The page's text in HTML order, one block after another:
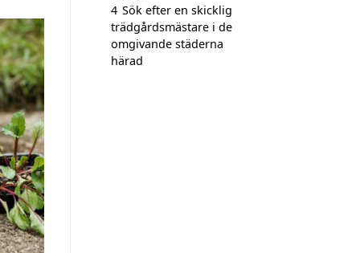
4 Sök efter en skicklig
trädgårdsmästare i de
omgivande städerna
härad